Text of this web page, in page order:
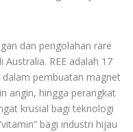
dan pengolahan rare
Australia. REE adalah 17
dalam pembuatan magnet
angin, hingga perangkat
krusial bagi teknologi
bagi industri hijau